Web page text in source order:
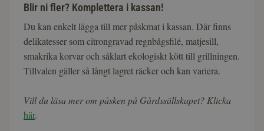
Blir ni fler? Komplettera i kassan!
Du kan enkelt lägga till mer påskmat i kassan. Där finns
delikatesser som citrongravad regnbågsfilé, matjesill,
smakrika korvar och såklart ekologiskt kött till grillningen.
Tillvalen gäller så långt lagret räcker och kan variera.
Vill du läsa mer om påsken på Gårdssällskapet? Klicka
här.